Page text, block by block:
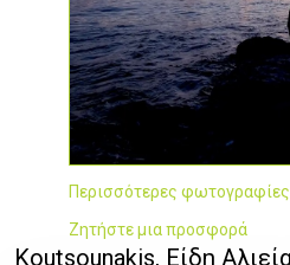
Περισσότερες φωτογραφίες
Ζητήστε μια προσφορά
Koutsounakis, Είδη